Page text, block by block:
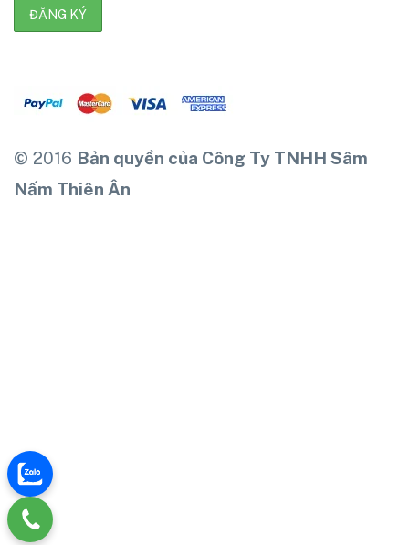
© 2016 Bản quyền của Công Ty TNHH Sâm
Nấm Thiên Ân